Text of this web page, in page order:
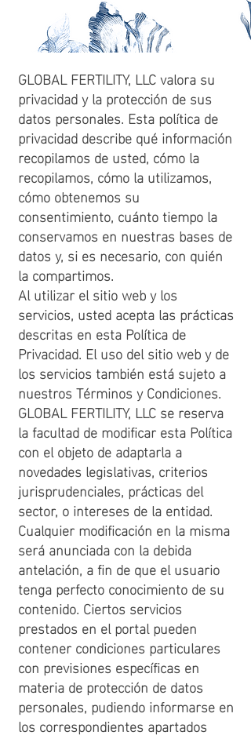
GLOBAL FERTILITY, LLC valora su
privacidad y la protección de sus
datos personales. Esta política de
privacidad describe qué información
recopilamos de usted, cómo la
recopilamos, cómo la utilizamos,
cómo obtenemos su
consentimiento, cuánto tiempo la
conservamos en nuestras bases de
datos y, si es necesario, con quién
la compartimos.
Al utilizar el sitio web y los
servicios, usted acepta las prácticas
descritas en esta Política de
Privacidad. El uso del sitio web y de
los servicios también está sujeto a
nuestros Términos y Condiciones.
GLOBAL FERTILITY, LLC se reserva
la facultad de modificar esta Política
con el objeto de adaptarla a
novedades legislativas, criterios
jurisprudenciales, prácticas del
sector, o intereses de la entidad.
Cualquier modificación en la misma
será anunciada con la debida
antelación, a fin de que el usuario
tenga perfecto conocimiento de su
contenido. Ciertos servicios
prestados en el portal pueden
contener condiciones particulares
con previsiones específicas en
materia de protección de datos
personales, pudiendo informarse en
los correspondientes apartados